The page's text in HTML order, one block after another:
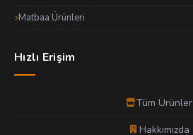
Matbaa Ürünleri
Hızlı Erişim
Tüm Ürünler
Hakkımızda